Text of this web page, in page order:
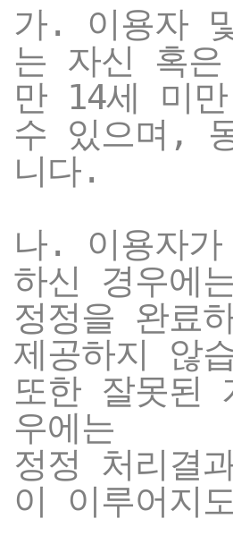
가. 이용자
는 자신 혹은
만 14세 미
수 있으며,
니다.
나. 이용자
하신 경우에
정정을 완료
제공하지 않
또한 잘못된
우에는
정정 처리결
이 이루어지